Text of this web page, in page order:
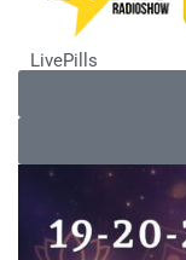
LivePills